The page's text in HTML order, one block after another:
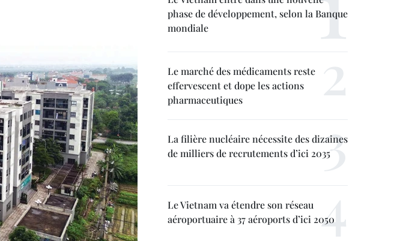
phase de développement, selon la Banque
mondiale
Le marché des médicaments reste
effervescent et dope les actions
pharmaceutiques
La filière nucléaire nécessite des dizaines
de milliers de recrutements d’ici 2035
Le Vietnam va étendre son réseau
aéroportuaire à 37 aéroports d’ici 2050